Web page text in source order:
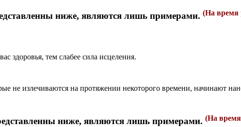
ниже, являются лишь примерами. (На время
здоровья, тем слабее сила исцеления.
не излечиваются на протяжении некоторого времени, начинают
ниже, являются лишь примерами. (На